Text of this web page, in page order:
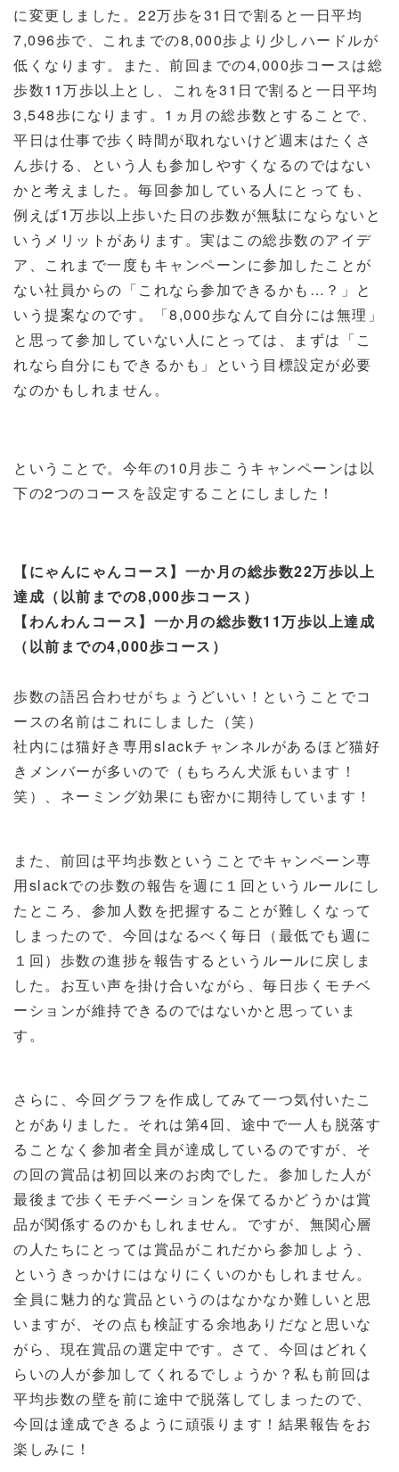
に変更しました。 22万歩を31 日で割ると一日平均
7,096歩で、これまでの8,000歩より少しハードルが
低くなります。また、前回までの4,000歩コースは総
歩数11万歩以上とし、これを31 日で割ると一日平均
3,548歩になります。 1 ヵ月の総歩数とすることで、
平日は仕事で歩く時間が取れないけど週末はたくさ
ん歩ける、という人も参加しやすくなるのではない
かと考えました。毎回参加している人にとっても、
例えば1万歩以上歩いた日の歩数が無駄にならないと
いうメリットがあります。実はこの総歩数のアイデ
ア、これまで一度もキャンペーンに参加したことが
ない社員からの「これなら参加できるかも…？」と
いう提案なのです。「8,000歩なんて自分には無理」
と思って参加していない人にとっては、まずは「こ
れなら自分にもできるかも」という目標設定が必要
なのかもしれません。
ということで。今年の10月歩こうキャンペーンは以
下の2つのコースを設定することにしました！
【にゃんにゃんコース】一か月の総歩数22万歩以上
達成（以前までの8,000歩コース）
【わんわんコース】一か月の総歩数11万歩以上達成
（以前までの4,000歩コース）
歩数の語呂合わせがちょうどいい！ということでコ
ースの名前はこれにしました（笑）
社内には猫好き専用slackチャンネルがあるほど猫好
きメンバーが多いので（もちろん犬派もいます！
笑）、ネーミング効果にも密かに期待しています！
また、前回は平均歩数ということでキャンペーン専
用slackでの歩数の報告を週に１回というルールにし
たところ、参加人数を把握することが難しくなって
しまったので、今回はなるべく毎日（最低でも週に
１回）歩数の進捗を報告するというルールに戻しま
した。お互い声を掛け合いながら、毎日歩くモチベ
ーションが維持できるのではないかと思っていま
す。
さらに、今回グラフを作成してみて一つ気付いたこ
とがありました。それは第4回、途中で一人も脱落す
ることなく参加者全員が達成しているのですが、そ
の回の賞品は初回以来のお肉でした。参加した人が
最後まで歩くモチベーションを保てるかどうかは賞
品が関係するのかもしれません。ですが、無関心層
の人たちにとっては賞品がこれだから参加しよう、
というきっかけにはなりにくいのかもしれません。
全員に魅力的な賞品というのはなかなか難しいと思
いますが、その点も検証する余地ありだなと思いな
がら、現在賞品の選定中です。さて、今回はどれく
らいの人が参加してくれるでしょうか？私も前回は
平均歩数の壁を前に途中で脱落してしまったので、
今回は達成できるように頑張ります！結果報告をお
楽しみに！